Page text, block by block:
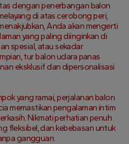
dengan penerbangan balon
di atas cerobong peri,
Anda akan mengerti
mengapa ini adalah salah satu pengalaman yang paling diinginkan di
spesial, atau sekadar
tur balon udara panas
eksklusif dan dipersonalisasi
yang ramai, perjalanan balon
memastikan pengalaman intim
Nikmati perhatian penuh
fleksibel, dan kebebasan untuk
gangguan.